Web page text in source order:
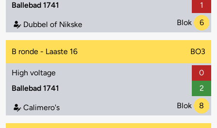
Ballebad 1741
1
Dubbel of Nikske Blok 6
B ronde - Laaste 16 BO3
High voltage
0
Ballebad 1741
2
Calimero's Blok 8